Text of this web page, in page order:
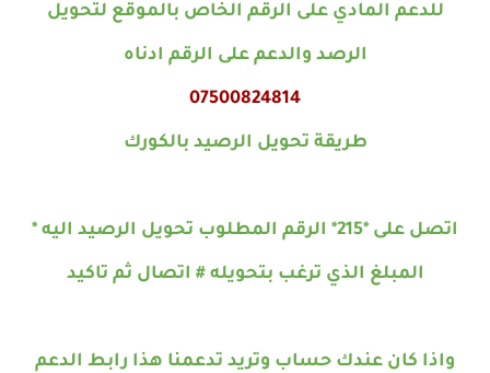
للدعم المادي على الرقم الخاص بالموقع لتحويل
الرصد والدعم على الرقم ادناه
07500824814
طريقة تحويل الرصيد بالكورك
اتصل على *215* الرقم المطلوب تحويل الرصيد اليه *
المبلغ الذي ترغب بتحويله # اتصال ثم تاكيد
واذا كان عندك حساب وتريد تدعمنا هذا رابط الدعم